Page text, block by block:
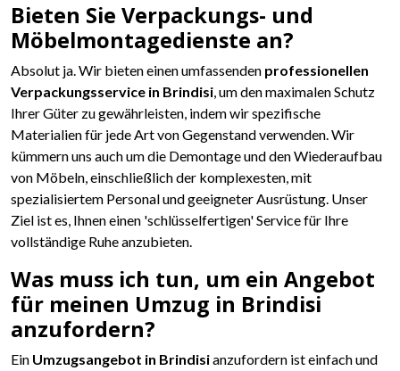
Bieten Sie Verpackungs- und
Möbelmontagedienste an?
Absolut ja. Wir bieten einen umfassenden professionellen
Verpackungsservice in Brindisi, um den maximalen Schutz
Ihrer Güter zu gewährleisten, indem wir spezifische
Materialien für jede Art von Gegenstand verwenden. Wir
kümmern uns auch um die Demontage und den Wiederaufbau
von Möbeln, einschließlich der komplexesten, mit
spezialisiertem Personal und geeigneter Ausrüstung. Unser
Ziel ist es, Ihnen einen 'schlüsselfertigen' Service für Ihre
vollständige Ruhe anzubieten.
Was muss ich tun, um ein Angebot
für meinen Umzug in Brindisi
anzufordern?
Ein Umzugsangebot in Brindisianzufordern ist einfach und